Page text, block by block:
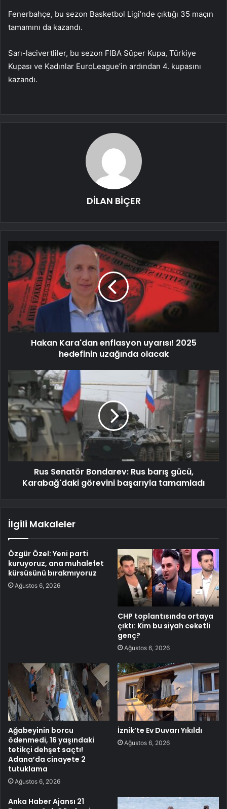
Fenerbahçe, bu sezon Basketbol Ligi’nde çıktığı 35 maçın
tamamını da kazandı.
Sarı-lacivertliler, bu sezon FIBA Süper Kupa, Türkiye
Kupası ve Kadınlar EuroLeague’in ardından 4. kupasını
kazandı.
DİLAN BİÇER
Hakan Kara'dan enflasyon uyarısı! 2025
hedefinin uzağında olacak
Rus Senatör Bondarev: Rus barış gücü,
Karabağ'daki görevini başarıyla tamamladı
İlgili Makaleler
Özgür Özel: Yeni parti
kuruyoruz, ana muhalefet
kürsüsünü bırakmıyoruz
Ağustos 6, 2026
CHP toplantısında ortaya
çıktı: Kim bu siyah ceketli
genç?
Ağustos 6, 2026
Ağabeyinin borcu
ödenmedi, 16 yaşındaki
tetikçi dehşet saçtı!
Adana’da cinayete 2
tutuklama
Ağustos 6, 2026
İznik’te Ev Duvarı Yıkıldı
Ağustos 6, 2026
Anka Haber Ajansı 21